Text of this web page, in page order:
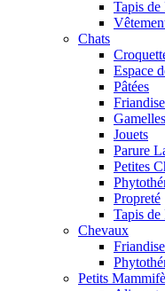
Tapis
Chats
Espace
Pâtées
Gamelles
Jouets
Parure
Petites
Propreté
Tapis
Chevaux
Petits